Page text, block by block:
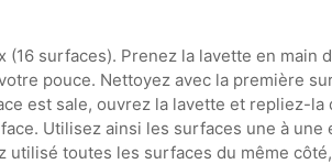
surfaces). Prenez la lavette en main
pouce. Nettoyez avec la première
est sale, ouvrez la lavette et repliez-la
Utilisez ainsi les surfaces une à une
utilisé toutes les surfaces du même